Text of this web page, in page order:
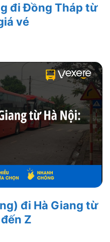
đi Đồng Tháp từ
vé
đi Hà Giang từ
Z